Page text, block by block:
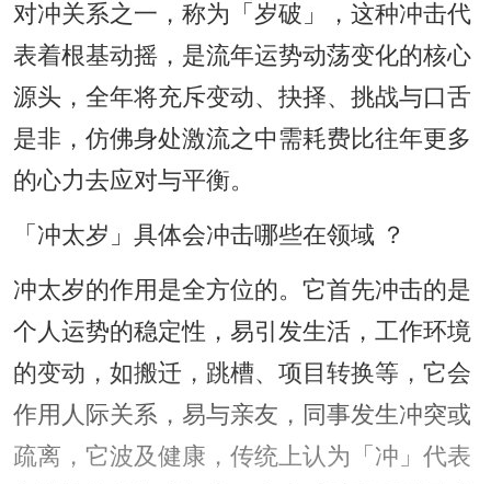
对冲关系之一，称为「岁破」，这种冲击代
表着根基动摇，是流年运势动荡变化的核心
源头，全年将充斥变动、抉择、挑战与口舌
是非，仿佛身处激流之中需耗费比往年更多
的心力去应对与平衡。
「冲太岁」具体会冲击哪些在领域 ？
冲太岁的作用是全方位的。它首先冲击的是
个人运势的稳定性，易引发生活，工作环境
的变动，如搬迁，跳槽、项目转换等，它会
作用人际关系，易与亲友，同事发生冲突或
疏离，它波及健康，传统上认为「冲」代表